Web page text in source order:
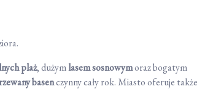
plaż, dużymlasem sosnowymoraz bogatym
basenczynny cały rok. Miasto oferuje także